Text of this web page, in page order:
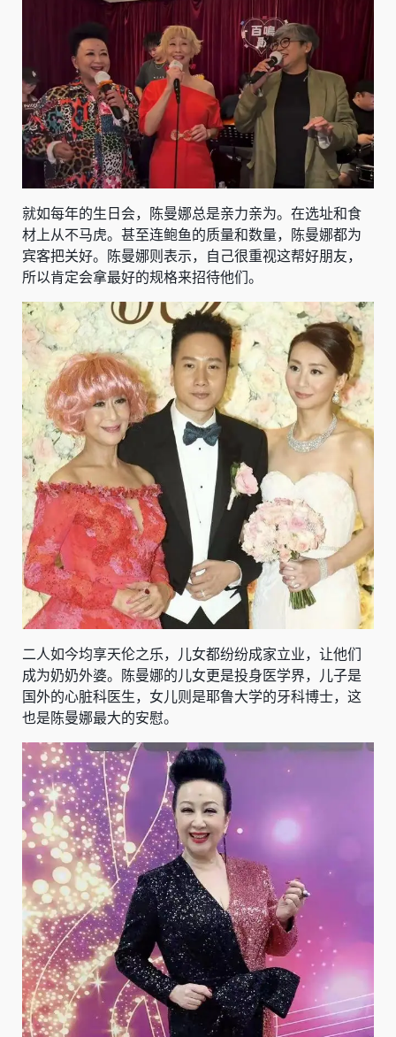
就如每年的生日会，陈曼娜总是亲力亲为。在选址和食
材上从不马虎。甚至连鲍鱼的质量和数量，陈曼娜都为
宾客把关好。陈曼娜则表示，自己很重视这帮好朋友，
所以肯定会拿最好的规格来招待他们。
二人如今均享天伦之乐，儿女都纷纷成家立业，让他们
成为奶奶外婆。陈曼娜的儿女更是投身医学界，儿子是
国外的心脏科医生，女儿则是耶鲁大学的牙科博士，这
也是陈曼娜最大的安慰。